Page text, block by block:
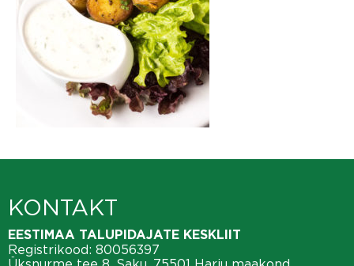
KONTAKT
EESTIMAA TALUPIDAJATE KESKLIIT
Registrikood: 80056397